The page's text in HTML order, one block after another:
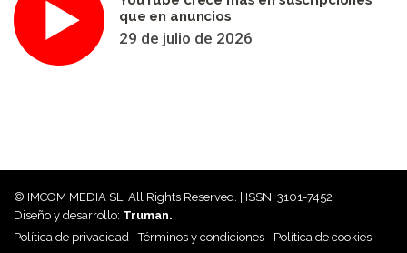
que en anuncios
29 de julio de 2026
© IMCOM MEDIA SL. All Rights Reserved. | ISSN: 3101-7452
Diseño y desarrollo: Truman.
Política de privacidad
Términos y condiciones
Política de cookies